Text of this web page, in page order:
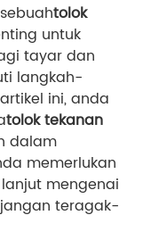
tolok
untuk
tayar dan
langkah-
ini, anda
tolok tekanan
dalam
memerlukan
mengenai
teragak-